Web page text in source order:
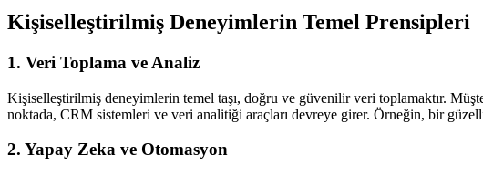
Kişiselleştirilmiş Deneyimlerin Temel Prensipleri
1. Veri Toplama ve Analiz
Kişiselleştirilmiş deneyimlerin temel taşı, doğru ve güvenilir veri toplamaktır.
noktada, CRM sistemleri ve veri analitiği araçları devreye girer. Örneğin, bir
2. Yapay Zeka ve Otomasyon